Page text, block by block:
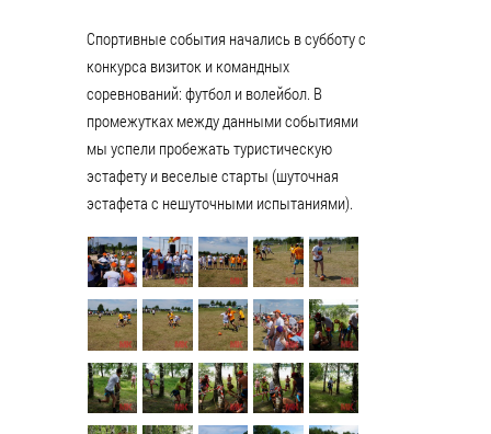
Спортивные события начались в субботу с
конкурса визиток и командных
соревнований: футбол и волейбол. В
промежутках между данными событиями
мы успели пробежать туристическую
эстафету и веселые старты (шуточная
эстафета с нешуточными испытаниями).